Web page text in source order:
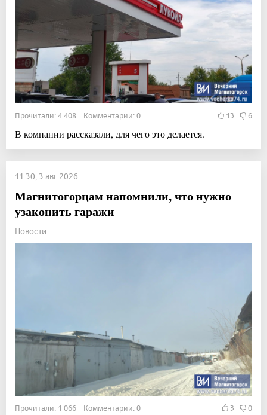
Прочитали: 4 408 Комментарии: 0 13 6
В компании рассказали, для чего это делается.
11:30, 3 авг 2026
Магнитогорцам напомнили, что нужно
узаконить гаражи
Новости
Прочитали: 1 066 Комментарии: 0 3 0